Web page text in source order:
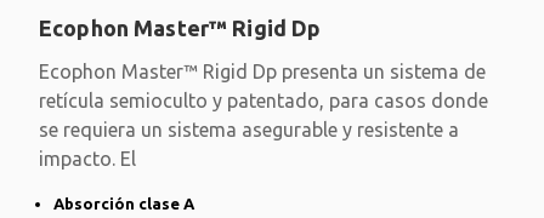
Ecophon Master™ Rigid Dp
Ecophon Master™ Rigid Dp presenta un sistema de
retícula semioculto y patentado, para casos donde
se requiera un sistema asegurable y resistente a
impacto. El
Absorción clase A